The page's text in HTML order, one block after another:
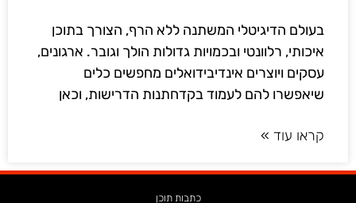
בעולם הדיגיטלי המשתנה ללא הרף, הצורך בתוכן
איכותי, רלוונטי ובכמויות גדולות הולך וגובר. ארגונים,
עסקים ויוצרים אינדיבידואלים מחפשים כלים
שיאפשרו להם לעמוד בקדחתנות הדרישות, וכאן
קראו עוד »
כתבות תוכן